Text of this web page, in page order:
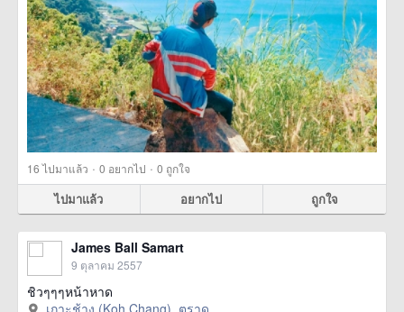
16ไปมาแล้ว · 0 อยากไป · 0 ถูกใจ
ไปมาแล้ว อยากไป ถูกใจ
James Ball Samart
9 ตุลาคม 2557
ชิวๆๆๆหน้าหาด
เกาะช้าง (Koh Chang), ตราด